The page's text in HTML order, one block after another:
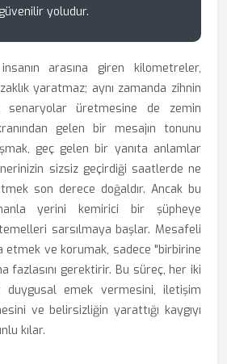
yoludur.
arasına giren kilometreler,
yaratmaz; aynı zamanda zihnin
senaryolar üretmesine de zemin
gelen bir mesajın tonunu
geç gelen bir yanıta anlamlar
sizsiz geçirdiği saatlerde ne
son derece doğaldır. Ancak bu
yerini kemirici bir şüpheye
temelleri sarsılmaya başlar. Mesafeli
etmek ve korumak, sadece "birbirine
fazlasını gerektirir. Bu süreç, her iki
emek vermesini, iletişim
ve belirsizliğin yarattığı kaygıyı
kılar.